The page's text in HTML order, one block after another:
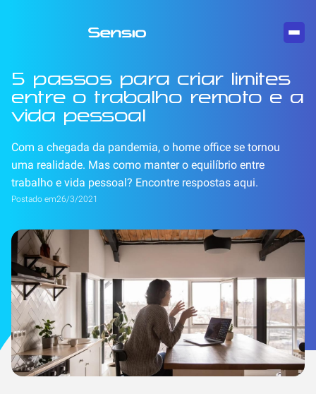
5 passos para criar limites
entre o trabalho remoto e a
vida pessoal
Com a chegada da pandemia, o home office se tornou
uma realidade. Mas como manter o equilíbrio entre
trabalho e vida pessoal? Encontre respostas aqui.
Postado em26/3/2021